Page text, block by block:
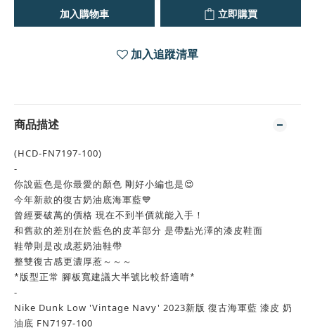
加入購物車 立即購買
加入追蹤清單
商品描述
(HCD-FN7197-100)
-
你說藍色是你最愛的顏色 剛好小編也是😍
今年新款的復古奶油底海軍藍💙
曾經要破萬的價格 現在不到半價就能入手！
和舊款的差別在於藍色的皮革部分 是帶點光澤的漆皮鞋面
鞋帶則是改成惹奶油鞋帶
整雙復古感更濃厚惹～～～
*版型正常 腳板寬建議大半號比較舒適唷*
-
Nike Dunk Low 'Vintage Navy' 2023新版 復古海軍藍 漆皮 奶
油底 FN7197-100